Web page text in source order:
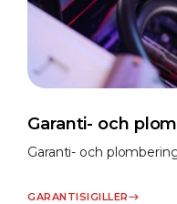
Garanti- och
Garanti- och
GARANTISIGILLER